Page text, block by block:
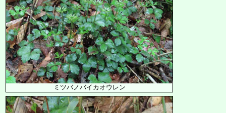
ミツバノバイカオウレン